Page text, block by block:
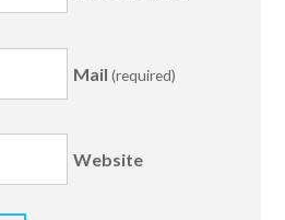
Mail (required)
Website